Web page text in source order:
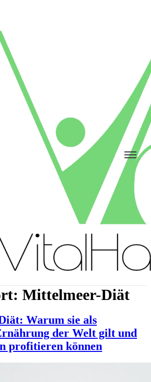
Mittelmeer-Diät
Warum sie als
der Welt gilt und
profitieren können